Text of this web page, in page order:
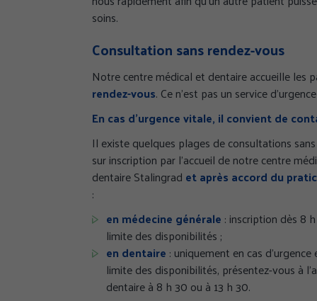
soins.
Consultation sans rendez-vous
Notre centre médical et dentaire accueille les
rendez-vous. Ce n’est pas un service
En cas d’urgence vitale, il convient de
Il existe quelques plages de consultations
sur inscription par l’accueil de notre centre
dentaire Stalingrad et après accord du
:
en médecine générale : inscription dès 8
limite des disponibilités ;
en dentaire : uniquement en cas
limite des disponibilités, présentez-vous à
dentaire à 8 h 30 ou à 13 h 30.